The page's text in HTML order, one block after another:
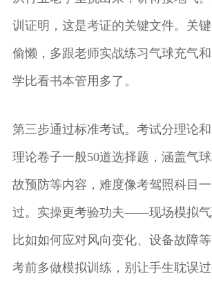
训证明，这是考证的关键文件。关
偷懒，多跟老师实战练习气球充气
学比看书本管用多了。
第三步通过标准考试。考试分理论和
理论卷子一般50道选择题，涵盖气
故预防等内容，难度像考驾照科目
过。实操更考验功夫——现场模拟气
比如如何应对风向变化、设备故障
考前多做模拟训练，别让手生耽误